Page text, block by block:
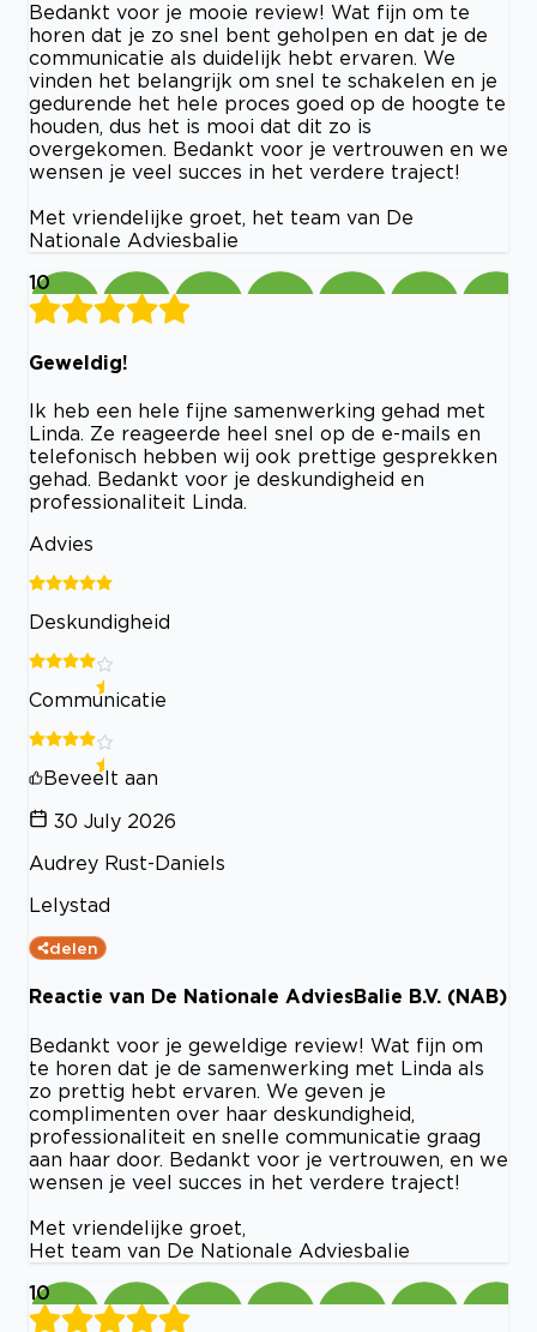
Bedankt voor je mooie review! Wat fijn om te
horen dat je zo snel bent geholpen en dat je de
communicatie als duidelijk hebt ervaren. We
vinden het belangrijk om snel te schakelen en je
gedurende het hele proces goed op de hoogte te
houden, dus het is mooi dat dit zo is
overgekomen. Bedankt voor je vertrouwen en we
wensen je veel succes in het verdere traject!
Met vriendelijke groet, het team van De
Nationale Adviesbalie
10
Geweldig!
Ik heb een hele fijne samenwerking gehad met
Linda. Ze reageerde heel snel op de e-mails en
telefonisch hebben wij ook prettige gesprekken
gehad. Bedankt voor je deskundigheid en
professionaliteit Linda.
Advies
Deskundigheid
Communicatie
Beveelt aan
30 July 2026
Audrey Rust-Daniels
Lelystad
delen
Reactie van De Nationale AdviesBalie B.V. (NAB)
Bedankt voor je geweldige review! Wat fijn om
te horen dat je de samenwerking met Linda als
zo prettig hebt ervaren. We geven je
complimenten over haar deskundigheid,
professionaliteit en snelle communicatie graag
aan haar door. Bedankt voor je vertrouwen, en we
wensen je veel succes in het verdere traject!
Met vriendelijke groet,
Het team van De Nationale Adviesbalie
10